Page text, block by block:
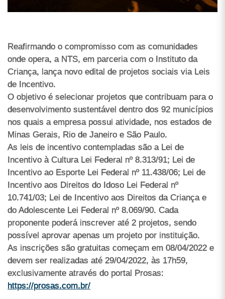
Reafirmando o compromisso com as comunidades
onde opera, a NTS, em parceria com o Instituto da
Criança, lança novo edital de projetos sociais via Leis
de Incentivo.
O objetivo é selecionar projetos que contribuam para o
desenvolvimento sustentável dentro dos 92 municípios
nos quais a empresa possui atividade, nos estados de
Minas Gerais, Rio de Janeiro e São Paulo.
As leis de incentivo contempladas são a Lei de
Incentivo à Cultura Lei Federal nº 8.313/91; Lei de
Incentivo ao Esporte Lei Federal nº 11.438/06; Lei de
Incentivo aos Direitos do Idoso Lei Federal nº
10.741/03; Lei de Incentivo aos Direitos da Criança e
do Adolescente Lei Federal nº 8.069/90. Cada
proponente poderá inscrever até 2 projetos, sendo
possível aprovar apenas um projeto por instituição.
As inscrições são gratuitas começam em 08/04/2022 e
devem ser realizadas até 29/04/2022, às 17h59,
exclusivamente através do portal Prosas:
https://prosas.com.br/